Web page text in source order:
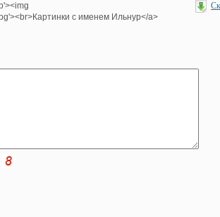
с именем Ильнур</a>